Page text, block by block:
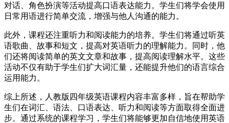
对话、角色扮演等活动提高口语表达能力。学生们将学会使用
日常用语进行简单交流，增强与他人沟通的能力。
此外，课程还注重听力和阅读能力的培养。学生们将通过听英
语歌曲、故事和短文，提高对英语听力的理解能力。同时，他
们还将阅读简单的英文文章和故事，提高阅读理解水平。这些
活动不仅有助于学生们扩大词汇量，还能提升他们的语言综合
运用能力。
综上所述，人教版四年级英语课程内容丰富多样，旨在帮助学
生们在词汇、语法、口语表达、听力和阅读等方面取得全面进
步。通过系统的课程学习，学生们将能够更加自信地使用英语